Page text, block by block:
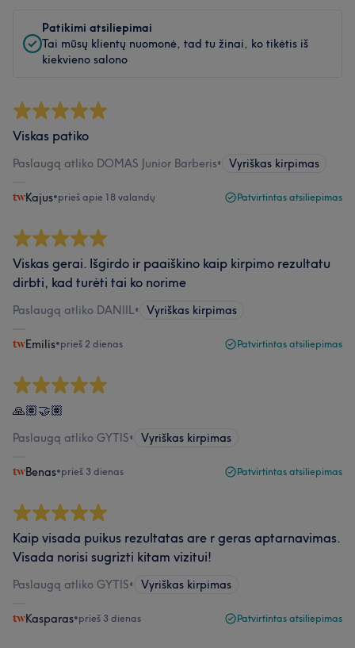
Patikimi atsiliepimai
Tai mūsų klientų nuomonė, tad tu žinai, ko tikėtis iš
kiekvieno salono
Viskas patiko
Paslaugą atliko DOMAS Junior Barberis• Vyriškas kirpimas
Kajus•prieš apie 18 valandų Patvirtintas atsiliepimas
Viskas gerai. Išgirdo ir paaiškino kaip kirpimo rezultatu
dirbti, kad turėti tai ko norime
Paslaugą atliko DANIIL• Vyriškas kirpimas
Emilis•prieš 2 dienas Patvirtintas atsiliepimas
🙏🏽🤝🏽
Paslaugą atliko GYTIS• Vyriškas kirpimas
Benas•prieš 3 dienas Patvirtintas atsiliepimas
Kaip visada puikus rezultatas are r geras aptarnavimas.
Visada norisi sugrizti kitam vizitui!
Paslaugą atliko GYTIS• Vyriškas kirpimas
Kasparas•prieš 3 dienas Patvirtintas atsiliepimas